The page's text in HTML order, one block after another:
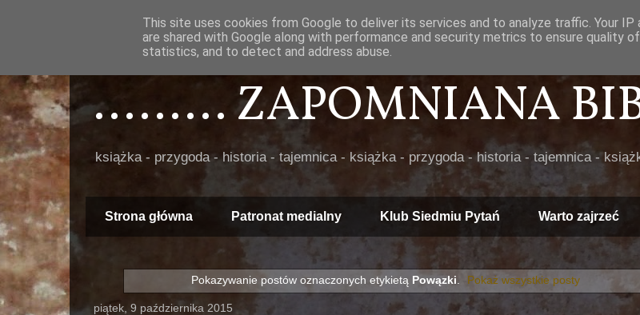
......... ZAPOMNIANA
książka - przygoda - historia - tajemnica - książka - przygoda - historia - tajemnica -
Strona główna Patronat medialny Klub Siedmiu Pytań Warto zajrzeć
Pokazywanie postów oznaczonych etykietą Powązki. Pokaż wszystkie posty
piątek, 9 października 2015
This site uses cookies from Google to deliver its services and to analyze traffic. Your IP
are shared with Google along with performance and security metrics to ensure quality
statistics, and to detect and address abuse.